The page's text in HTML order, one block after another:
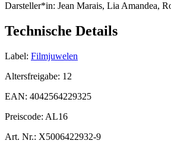
Darsteller*in: Jean Marais, Lia Amandea,
Technische Details
Label: Filmjuwelen
Altersfreigabe: 12
EAN: 4042564229325
Preiscode: AL16
Art. Nr.: X5006422932-9